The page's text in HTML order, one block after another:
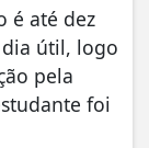
é até dez
útil, logo
pela
foi